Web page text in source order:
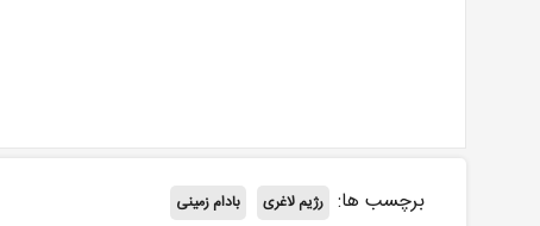
برچسب ها: رژیم لاغری بادام زمینی